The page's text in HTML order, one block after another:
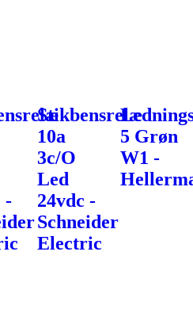
-
Stikbensrelæ
10a
3c/O
Led
24vdc -
Schneider
Electric
5 Grøn
W1 -